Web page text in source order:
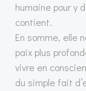
humaine pour y
contient.
En somme, elle
paix plus
vivre en
du simple fait